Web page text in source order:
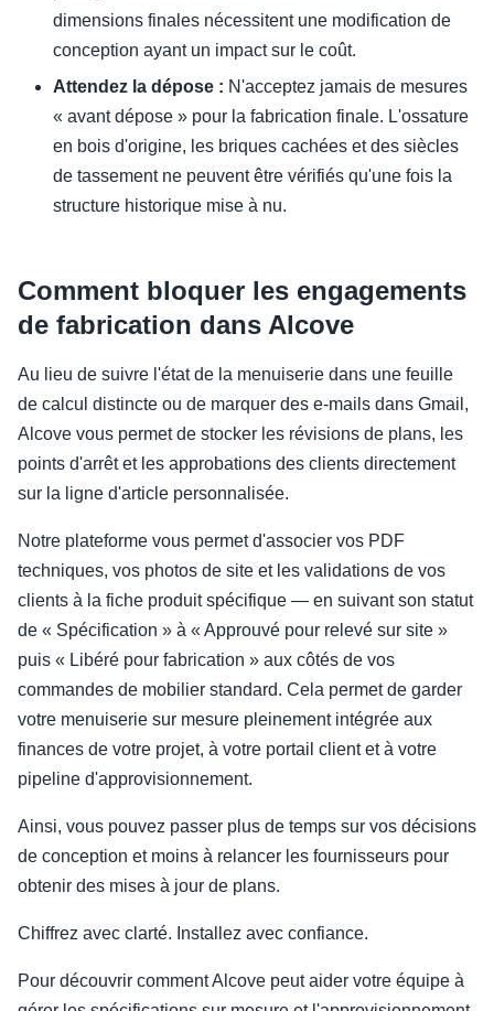
dimensions finales nécessitent une modification de
conception ayant un impact sur le coût.
Attendez la dépose : N'acceptez jamais de mesures
« avant dépose » pour la fabrication finale. L'ossature
en bois d'origine, les briques cachées et des siècles
de tassement ne peuvent être vérifiés qu'une fois la
structure historique mise à nu.
Comment bloquer les engagements
de fabrication dans Alcove
Au lieu de suivre l'état de la menuiserie dans une feuille
de calcul distincte ou de marquer des e-mails dans Gmail,
Alcove vous permet de stocker les révisions de plans, les
points d'arrêt et les approbations des clients directement
sur la ligne d'article personnalisée.
Notre plateforme vous permet d'associer vos PDF
techniques, vos photos de site et les validations de vos
clients à la fiche produit spécifique — en suivant son statut
de « Spécification » à « Approuvé pour relevé sur site »
puis « Libéré pour fabrication » aux côtés de vos
commandes de mobilier standard. Cela permet de garder
votre menuiserie sur mesure pleinement intégrée aux
finances de votre projet, à votre portail client et à votre
pipeline d'approvisionnement.
Ainsi, vous pouvez passer plus de temps sur vos décisions
de conception et moins à relancer les fournisseurs pour
obtenir des mises à jour de plans.
Chiffrez avec clarté. Installez avec confiance.
Pour découvrir comment Alcove peut aider votre équipe à